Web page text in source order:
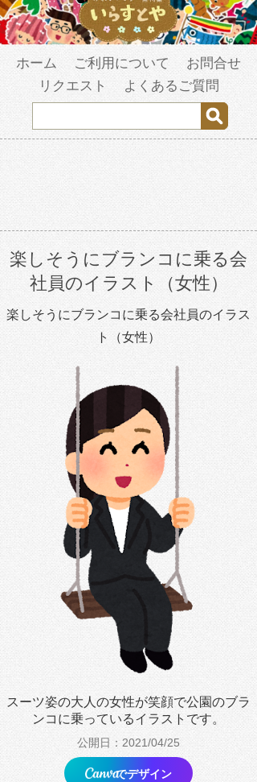
ホーム ご利用について
お問合せ
リクエスト
よくあるご質問
楽しそうにブランコに乗る会
社員のイラスト（女性）
楽しそうにブランコに乗る会社員のイラス
ト（女性）
スーツ姿の大人の女性が笑顔で公園のブラ
ンコに乗っているイラストです。
公開日：2021/04/25
でデザイン